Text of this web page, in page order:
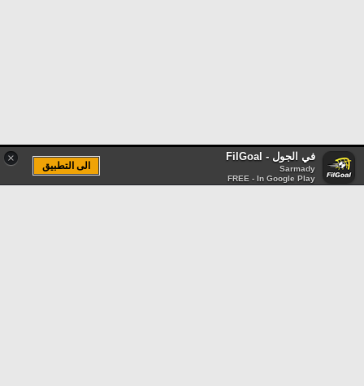
× في الجول - FilGoal
Sarmady
FREE - In Google Play
الى التطبيق